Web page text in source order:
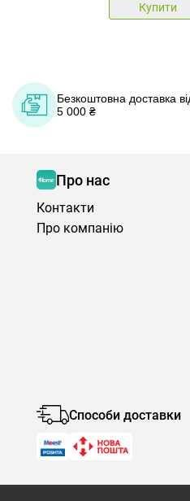
Купити
Безкоштовна доставка
5 000 ₴
Про нас
Контакти
Про компанію
Способи доставки